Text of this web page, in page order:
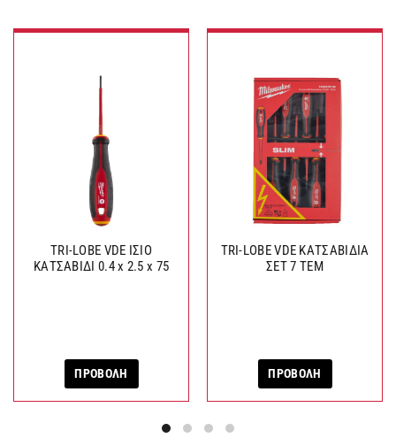
TRI-LOBE VDE ΙΣΙΟ
ΚΑΤΣΑΒΙΔΙ 0.4 x 2.5 x 75
ΠΡΟΒΟΛΗ
TRI-LOBE VDE ΚΑΤΣΑΒΙΔΙΑ
ΣΕΤ 7 ΤΕΜ
ΠΡΟΒΟΛΗ